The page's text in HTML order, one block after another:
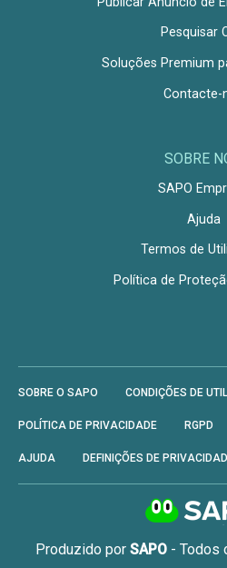
Pesquisar
Soluções Premium
Contacte-
SOBRE
SAPO
Ajuda
Termos de
Política de
SOBRE O SAPO CONDIÇÕES DE
POLÍTICA DE PRIVACIDADE RGPD
AJUDA DEFINIÇÕES DE
Produzido por SAPO - Todos